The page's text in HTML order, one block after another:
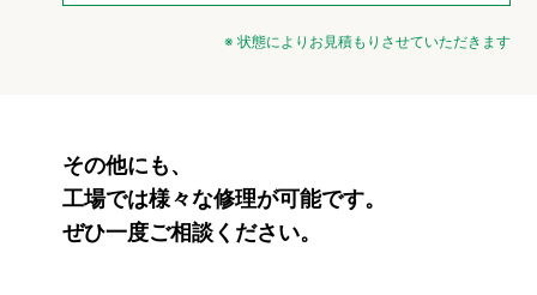
※ 状態によりお見積もりさせていただきます
その他にも、
工場では様々な修理が可能です。
ぜひ一度ご相談ください。